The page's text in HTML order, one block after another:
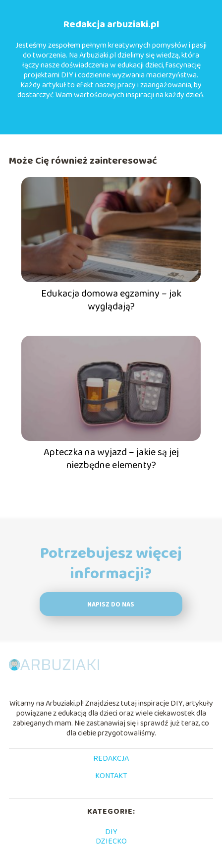
Redakcja arbuziaki.pl
Jesteśmy zespołem pełnym kreatywnych pomysłów i pasji
do tworzenia. Na Arbuziaki.pl dzielimy się wiedzą, która
łączy nasze doświadczenia w edukacji dzieci, fascynację
projektami DIY i codzienne wyzwania macierzyństwa.
Każdy artykuł to efekt naszej pracy i zaangażowania, by
dostarczyć Wam wartościowych inspiracji na każdy dzień.
Może Cię również zainteresować
Edukacja domowa egzaminy – jak
wyglądają?
Apteczka na wyjazd – jakie są jej
niezbędne elementy?
Potrzebujesz więcej
informacji?
NAPISZ DO NAS
Witamy na Arbuziaki.pl! Znajdziesz tutaj inspiracje DIY, artykuły
powiązane z edukacją dla dzieci oraz wiele ciekawostek dla
zabieganych mam. Nie zastanawiaj się i sprawdź już teraz, co
dla ciebie przygotowaliśmy.
REDAKCJA
KONTAKT
KATEGORIE:
DIY
DZIECKO